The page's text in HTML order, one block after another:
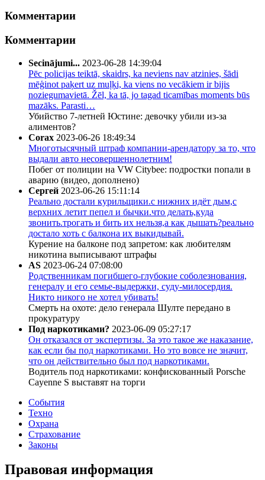
Комментарии
Комментарии
Secinājumi... 2023-06-28 14:39:04
Pēc policijas teiktā, skaidrs, ka neviens nav atzinies, šādi
mēģinot paķert uz muļķi, ka viens no vecākiem ir bijis
noziegumavietā. Žēl, ka tā, jo tagad ticamības moments būs
mazāks. Parasti…
Убийство 7-летней Юстине: девочку убили из-за
алиментов?
Corax 2023-06-26 18:49:34
Многотысячный штраф компании-арендатору за то, что
выдали авто несовершеннолетним!
Побег от полиции на VW Citybee: подростки попали в
аварию (видео, дополнено)
Сергей 2023-06-26 15:11:14
Реально достали курильщики.с нижних идёт дым,с
верхних летит пепел и бычки.что делать,куда
звонить.трогать и бить их нельзя,а как дышать?реально
достало хоть с балкона их выкидывай.
Курение на балконе под запретом: как любителям
никотина выписывают штрафы
AS 2023-06-24 07:08:00
Родственникам погибшего-глубокие соболезнования,
генералу и его семье-выдержки, суду-милосердия.
Никто никого не хотел убивать!
Смерть на охоте: дело генерала Шулте передано в
прокуратуру
Под наркотиками? 2023-06-09 05:27:17
Он отказался от экспертизы. За это такое же наказание,
как если бы под наркотиками. Но это вовсе не значит,
что он действительно был под наркотиками.
Водитель под наркотиками: конфискованный Porsche
Cayenne S выставят на торги
События
Техно
Охрана
Страхование
Законы
Правовая информация